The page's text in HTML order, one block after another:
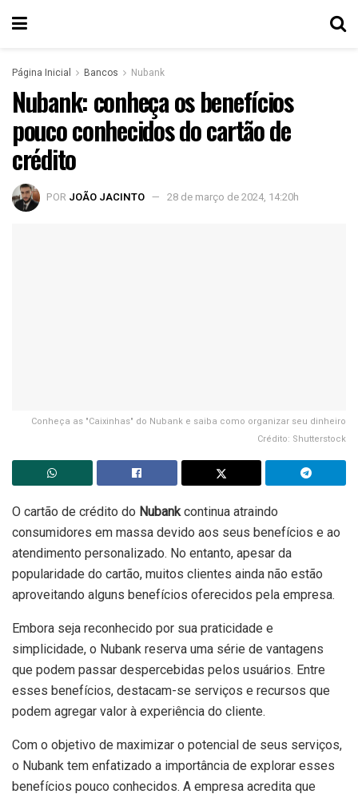
Página Inicial Bancos Nubank
Nubank: conheça os benefícios
pouco conhecidos do cartão de
crédito
POR JOÃO JACINTO 28 de março de 2024, 14:20h
Conheça as "Caixinhas" do Nubank e saiba como organizar seu dinheiro
Crédito: Shutterstock
O cartão de crédito do Nubank continua atraindo
consumidores em massa devido aos seus benefícios e ao
atendimento personalizado. No entanto, apesar da
popularidade do cartão, muitos clientes ainda não estão
aproveitando alguns benefícios oferecidos pela empresa.
Embora seja reconhecido por sua praticidade e
simplicidade, o Nubank reserva uma série de vantagens
que podem passar despercebidas pelos usuários. Entre
esses benefícios, destacam-se serviços e recursos que
podem agregar valor à experiência do cliente.
Com o objetivo de maximizar o potencial de seus serviços,
o Nubank tem enfatizado a importância de explorar esses
benefícios pouco conhecidos. A empresa acredita que